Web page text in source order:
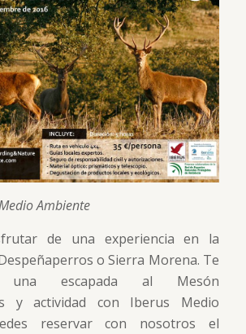
Ambiente
de una experiencia en la
o Sierra Morena. Te
una escapada al Mesón
y actividad con Iberus Medio
reservar con nosotros el